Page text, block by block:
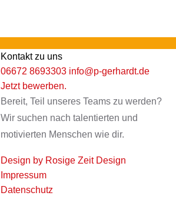
Kontakt zu uns
06672 8693303 info@p-gerhardt.de
Jetzt bewerben.
Bereit, Teil unseres Teams zu werden?
Wir suchen nach talentierten und
motivierten Menschen wie dir.
Design by Rosige Zeit Design
Impressum
Datenschutz